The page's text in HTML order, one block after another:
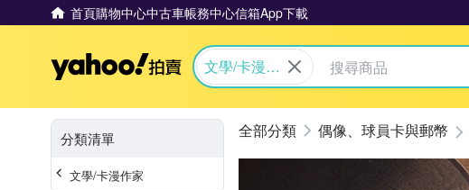
首頁購物中心中古車帳務中心信箱App下載
Yahoo拍賣
文學/卡漫作
分類清單
文學/卡漫作家
偶像、球員卡與郵幣